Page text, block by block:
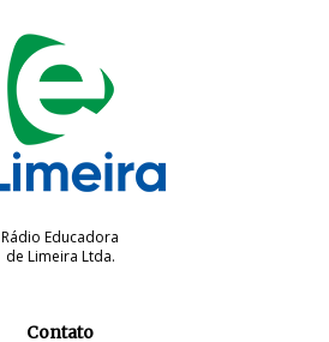
Rádio Educadora
de Limeira Ltda.
Contato